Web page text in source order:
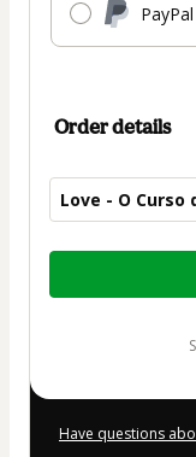
PayPal
Order details
Love - O Curso
Total
Have questions